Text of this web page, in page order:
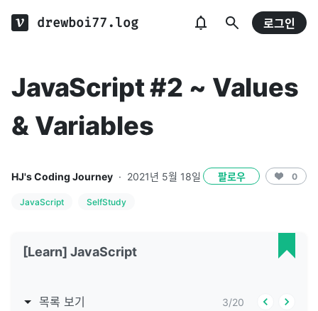
drewboi77.log 로그인
JavaScript #2 ~ Values
& Variables
HJ's Coding Journey · 2021년 5월 18일 팔로우 0
JavaScript SelfStudy
[Learn] JavaScript
목록 보기 3/20